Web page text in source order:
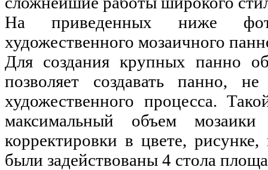
На приведенных ниже
художественного мозаичного
Для создания крупных панно
позволяет создавать панно,
художественного процесса.
максимальный объем
корректировки в цвете,
были задействованы 4 стола